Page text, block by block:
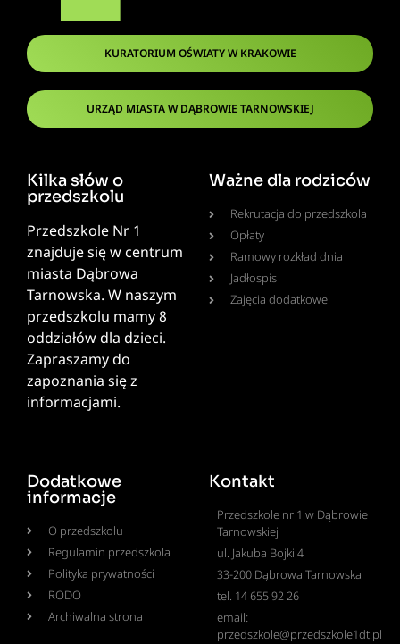
KURATORIUM OŚWIATY W KRAKOWIE
URZĄD MIASTA W DĄBROWIE TARNOWSKIEJ
Kilka słów o
przedszkolu
Przedszkole Nr 1
znajduje się w centrum
miasta Dąbrowa
Tarnowska. W naszym
przedszkolu mamy 8
oddziałów dla dzieci.
Zapraszamy do
zapoznania się z
informacjami.
Ważne dla rodziców
Rekrutacja do przedszkola
Opłaty
Ramowy rozkład dnia
Jadłospis
Zajęcia dodatkowe
Dodatkowe
informacje
O przedszkolu
Regulamin przedszkola
Polityka prywatności
RODO
Archiwalna strona
Kontakt
Przedszkole nr 1 w Dąbrowie
Tarnowskiej
ul. Jakuba Bojki 4
33-200 Dąbrowa Tarnowska
tel. 14 655 92 26
email:
przedszkole@przedszkole1dt.pl